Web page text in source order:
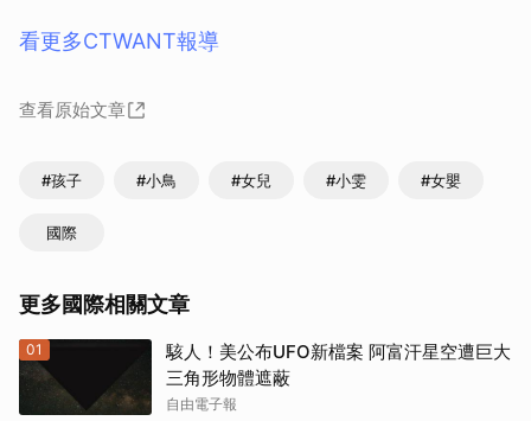
看更多CTWANT報導
查看原始文章
#孩子 #小鳥 #女兒 #小雯 #女嬰
國際
更多國際相關文章
01
駭人！美公布UFO新檔案 阿富汗星空遭巨大
三角形物體遮蔽
自由電子報